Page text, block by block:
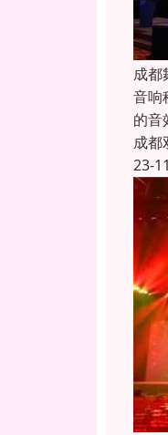
成都
音响
的音
成都
23-